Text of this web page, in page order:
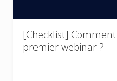
[Checklist]
premier webinar ?